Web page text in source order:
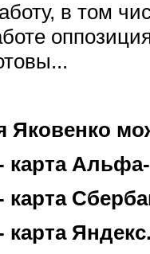
в том
Яковенко
карта
карта
карта